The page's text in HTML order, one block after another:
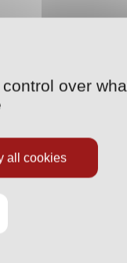
over
all cookies